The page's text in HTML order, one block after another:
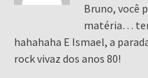
Bruno, você
matéria…
hahahaha E Ismael, a
rock vivaz dos anos 80!